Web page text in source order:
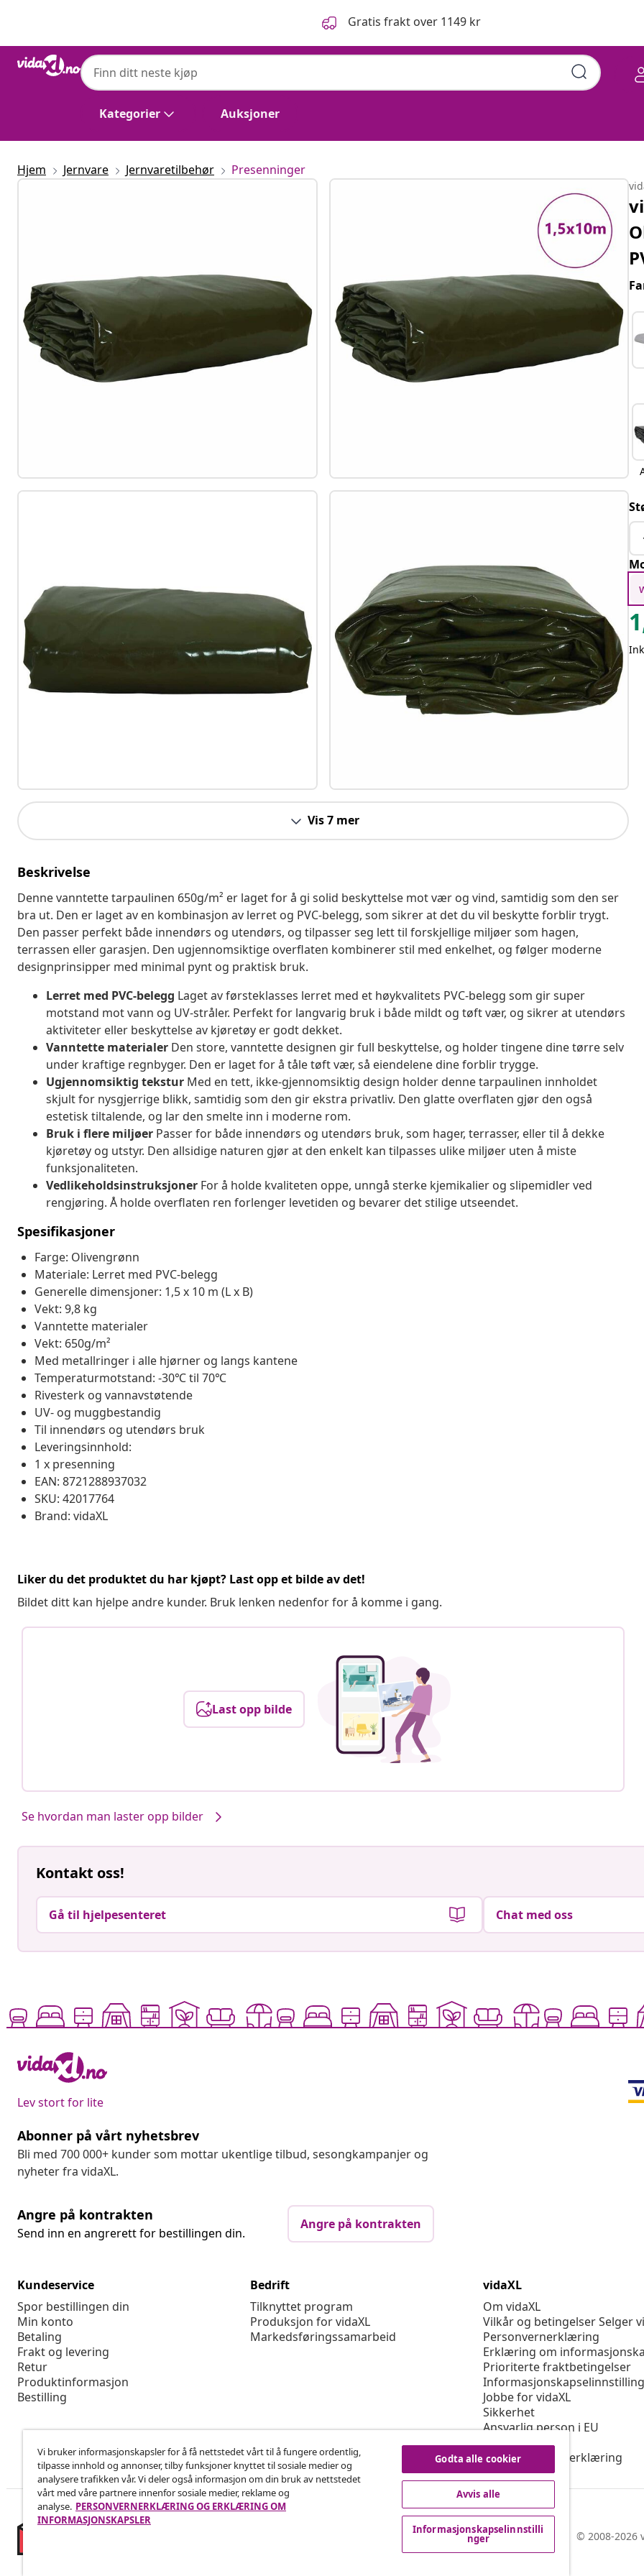
Gratis frakt over 1149 kr
Kategorier Auksjoner
Hjem Jernvare Jernvaretilbehør Presenninger
Vis 7 mer
Beskrivelse
Denne vanntette tarpaulinen 650g/m² er laget for å gi solid beskyttelse mot vær og vind, samtidig som den ser
bra ut. Den er laget av en kombinasjon av lerret og PVC-belegg, som sikrer at det du vil beskytte forblir trygt.
Den passer perfekt både innendørs og utendørs, og tilpasser seg lett til forskjellige miljøer som hagen,
terrassen eller garasjen. Den ugjennomsiktige overflaten kombinerer stil med enkelhet, og følger moderne
designprinsipper med minimal pynt og praktisk bruk.
Lerret med PVC-belegg Laget av førsteklasses lerret med et høykvalitets PVC-belegg som gir super
motstand mot vann og UV-stråler. Perfekt for langvarig bruk i både mildt og tøft vær, og sikrer at utendørs
aktiviteter eller beskyttelse av kjøretøy er godt dekket.
Vanntette materialer Den store, vanntette designen gir full beskyttelse, og holder tingene dine tørre selv
under kraftige regnbyger. Den er laget for å tåle tøft vær, så eiendelene dine forblir trygge.
Ugjennomsiktig tekstur Med en tett, ikke-gjennomsiktig design holder denne tarpaulinen innholdet
skjult for nysgjerrige blikk, samtidig som den gir ekstra privatliv. Den glatte overflaten gjør den også
estetisk tiltalende, og lar den smelte inn i moderne rom.
Bruk i flere miljøer Passer for både innendørs og utendørs bruk, som hager, terrasser, eller til å dekke
kjøretøy og utstyr. Den allsidige naturen gjør at den enkelt kan tilpasses ulike miljøer uten å miste
funksjonaliteten.
Vedlikeholdsinstruksjoner For å holde kvaliteten oppe, unngå sterke kjemikalier og slipemidler ved
rengjøring. Å holde overflaten ren forlenger levetiden og bevarer det stilige utseendet.
Spesifikasjoner
Farge: Olivengrønn
Materiale: Lerret med PVC-belegg
Generelle dimensjoner: 1,5 x 10 m (L x B)
Vekt: 9,8 kg
Vanntette materialer
Vekt: 650g/m²
Med metallringer i alle hjørner og langs kantene
Temperaturmotstand: -30℃ til 70℃
Rivesterk og vannavstøtende
UV- og muggbestandig
Til innendørs og utendørs bruk
Leveringsinnhold:
1 x presenning
EAN: 8721288937032
SKU: 42017764
Brand: vidaXL
Liker du det produktet du har kjøpt? Last opp et bilde av det!
Bildet ditt kan hjelpe andre kunder. Bruk lenken nedenfor for å komme i gang.
Last opp bilde
Se hvordan man laster opp bilder
Kontakt oss!
Gå til hjelpesenteret Chat med oss
Lev stort for lite
Abonner på vårt nyhetsbrev
Bli med 700 000+ kunder som mottar ukentlige tilbud, sesongkampanjer og
nyheter fra vidaXL.
Angre på kontrakten
Send inn en angrerett for bestillingen din.
Angre på kontrakten
Kundeservice
Spor bestillingen din
Min konto
Betaling
Frakt og levering
Retur
Produktinformasjon
Bestilling
Bedrift
Tilknyttet program
Produksjon for vidaXL
Markedsføringssamarbeid
vidaXL
Om vidaXL
Vilkår og betingelser Selger
Personvernerklæring
Erklæring om
Prioriterte fraktbetingelser
Jobbe for vidaXL
Sikkerhet
Ansvarlig person i EU
Politikken EPR
Tilgjengelighetserklæring
© 2008-2026
Vi bruker informasjonskapsler for å få nettstedet vårt til å fungere ordentlig,
tilpasse innhold og annonser, tilby funksjoner knyttet til sosiale medier og
analysere trafikken vår. Vi deler også informasjon om din bruk av nettstedet
vårt med våre partnere innenfor sosiale medier, reklame og
analyse. PERSONVERNERKLÆRING OG ERKLÆRING OM
INFORMASJONSKAPSLER
Godta alle cookier
Avvis alle
Informasjonskapselinnstilli
nger